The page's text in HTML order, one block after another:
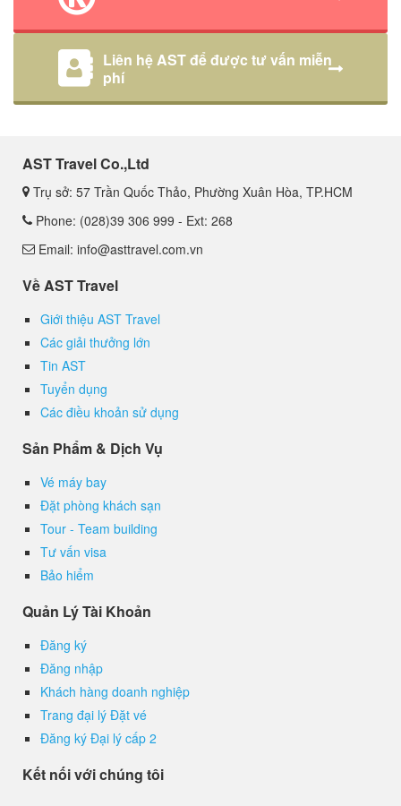
Liên hệ AST để được tư vấn miễn
phí
AST Travel Co.,Ltd
Trụ sở: 57 Trần Quốc Thảo, Phường Xuân Hòa, TP.HCM
Phone: (028)39 306 999 - Ext: 268
Email: info@asttravel.com.vn
Về AST Travel
Giới thiệu AST Travel
Các giải thưởng lớn
Tin AST
Tuyển dụng
Các điều khoản sử dụng
Sản Phẩm & Dịch Vụ
Vé máy bay
Đặt phòng khách sạn
Tour - Team building
Tư vấn visa
Bảo hiểm
Quản Lý Tài Khoản
Đăng ký
Đăng nhập
Khách hàng doanh nghiệp
Trang đại lý Đặt vé
Đăng ký Đại lý cấp 2
Kết nối với chúng tôi